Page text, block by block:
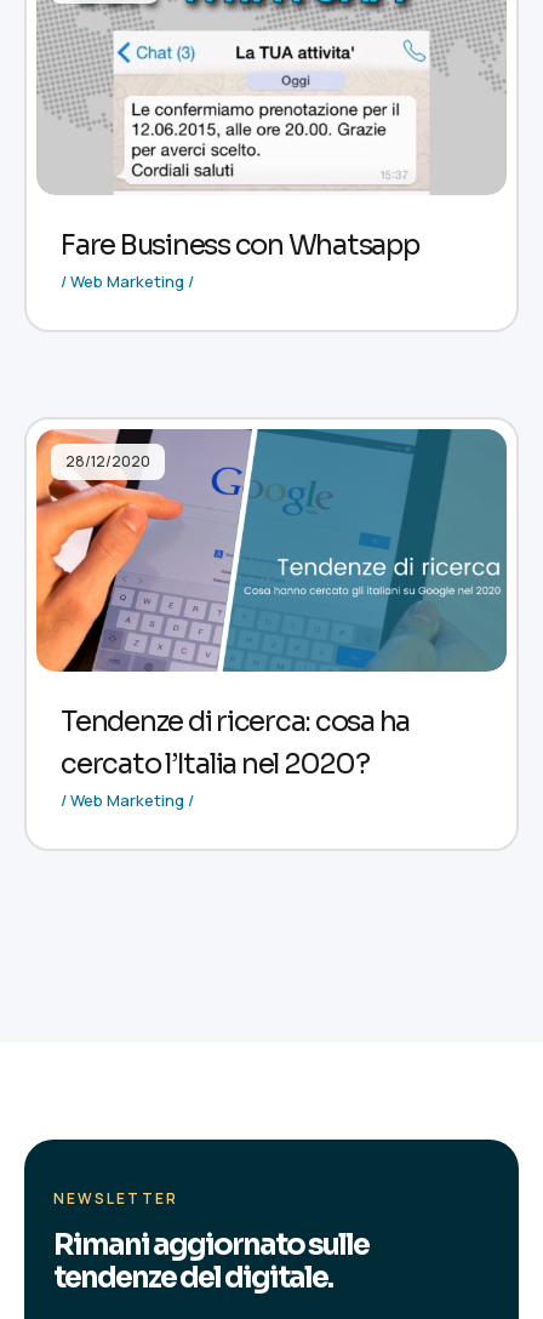
Fare Business con Whatsapp
/ Web Marketing /
28/12/2020
Tendenze di ricerca: cosa ha
cercato l’Italia nel 2020?
/ Web Marketing /
NEWSLETTER
Rimani aggiornato sulle
tendenze del digitale.